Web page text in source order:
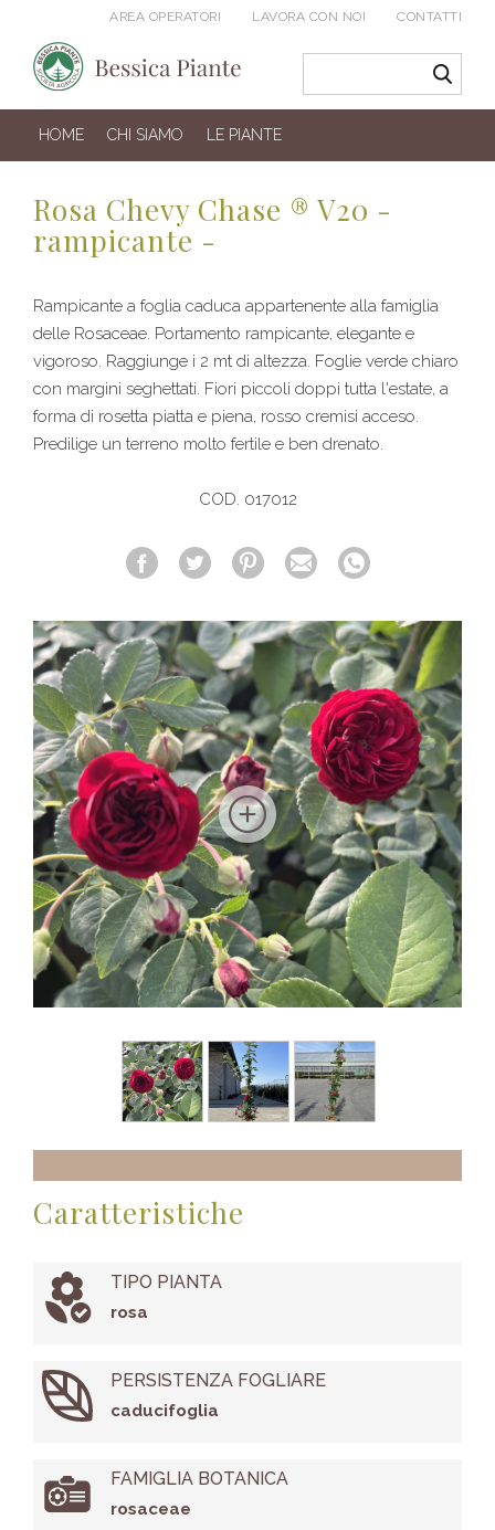
AREA OPERATORI LAVORA CON NOI CONTATTI
HOME CHI SIAMO LE PIANTE
Rosa Chevy Chase ® V20 -
rampicante -
Rampicante a foglia caduca appartenente alla famiglia
delle Rosaceae. Portamento rampicante, elegante e
vigoroso. Raggiunge i 2 mt di altezza. Foglie verde chiaro
con margini seghettati. Fiori piccoli doppi tutta l'estate, a
forma di rosetta piatta e piena, rosso cremisi acceso.
Predilige un terreno molto fertile e ben drenato.
COD. 017012
Caratteristiche
TIPO PIANTA
rosa
PERSISTENZA FOGLIARE
caducifoglia
FAMIGLIA BOTANICA
rosaceae